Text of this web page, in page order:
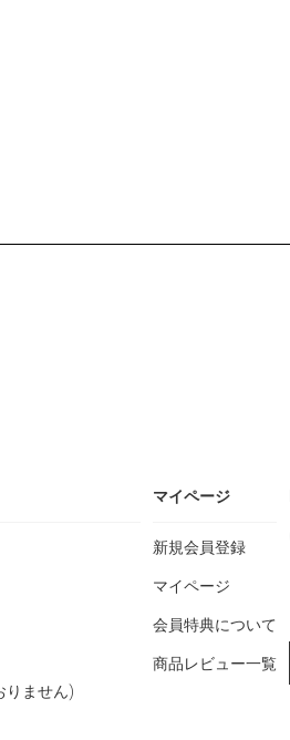
りません)
マイページ
新規会員登録
マイページ
会員特典について
商品レビュー一覧